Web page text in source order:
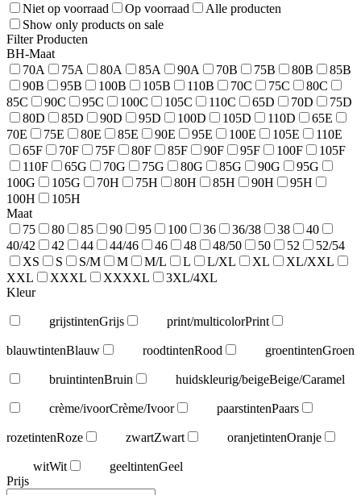
Niet op voorraad
Op voorraad
Alle producten
Show only products on sale
Filter Producten
BH-Maat
70A
75A 80A 85A 90A 70B 75B 80B
85B
90B
95B 100B 105B 110B 70C 75C
80C
85C
90C 95C 100C 105C 110C 65D 70D
75D
80D
85D 90D 95D 100D 105D 110D
65E
70E
75E 80E 85E 90E 95E 100E 105E
110E
65F
70F 75F 80F 85F 90F 95F 100F
105F
110F
65G 70G 75G 80G 85G 90G
95G
100G
105G 70H 75H 80H 85H 90H
95H
100H
105H
Maat
75
80 85 90 95 100 36 36/38 38
40
40/42
42 44 44/46 46 48 48/50 50 52
52/54
XS
S S/M M M/L L L/XL XL
XL/XXL
XXL
XXXL XXXXL
3XL/4XL
Kleur
grijstintenGrijs print/multicolorPrint
blauwtintenBlauw roodtintenRood groentintenGroen
bruintintenBruin huidskleurig/beigeBeige/Caramel
crème/ivoorCrème/Ivoor paarstintenPaars
rozetintenRoze zwartZwart oranjetintenOranje
witWit geeltintenGeel
Prijs